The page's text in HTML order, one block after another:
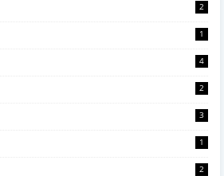
2
1
4
2
3
1
2